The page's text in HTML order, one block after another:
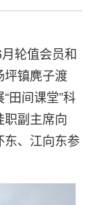
轮值会员和
坪镇麂子渡
田间课堂”科
副主席向
东、江向东参